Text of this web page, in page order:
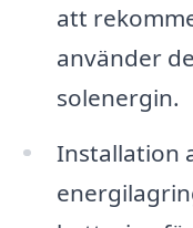
att
använder
solenergin.
Installation